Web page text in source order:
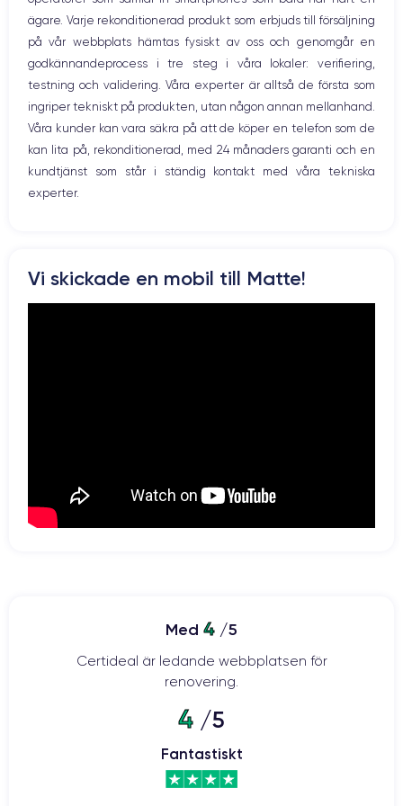
GPU 4 cœurs 2.65 GHz
12 MP 12 MP
Résolution vidéo
4K - 3840x2160px
Recharge rapide
Oui, minimum 18W
Batterie Dual SIM
Si vous souhaitez découvrir en détail les caractéristiques de ce
WiFi
Nätverk
Vibration
Prise USB
ägare. Varje rekonditionerad produkt som erbjuds till försäljning
på vår webbplats hämtas fysiskt av oss och genomgår en
godkännandeprocess i tre steg i våra lokaler: verifiering,
testning och validering. Våra experter är alltså de första som
ingriper tekniskt på produkten, utan någon annan mellanhand.
Våra kunder kan vara säkra på att de köper en telefon som de
kan lita på, rekonditionerad, med 24 månaders garanti och en
kundtjänst som står i ständig kontakt med våra tekniska
experter.
Vi skickade en mobil till Matte!
Med 4 /5
Certideal är ledande webbplatsen för
renovering.
4 /5
Fantastiskt